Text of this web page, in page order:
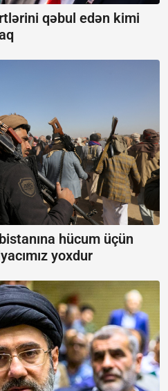
qəbul edən kimi
hücum üçün
yoxdur